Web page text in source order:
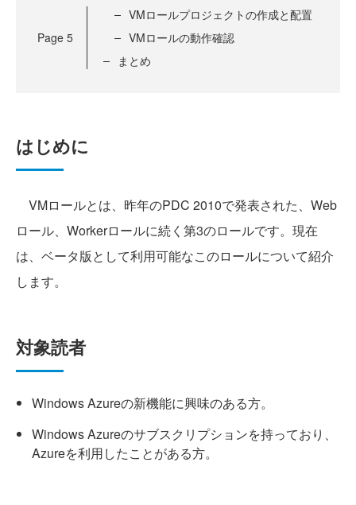
Page 5
VMロールプロジェクトの作成と配置
VMロールの動作確認
まとめ
はじめに
VMロールとは、昨年のPDC 2010で発表された、Web
ロール、Workerロールに続く第3のロールです。現在
は、ベータ版として利用可能なこのロールについて紹介
します。
対象読者
Windows Azureの新機能に興味のある方。
Windows Azureのサブスクリプションを持っており、
Azureを利用したことがある方。